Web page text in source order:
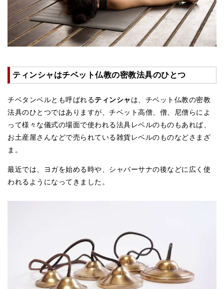
●チベット・シンギングボウル
●新・鍛造スペシャル
● マンダラ彫（黒・渋金）
お得なアマナマナ・セット
特大シンギングボウル・特殊柄
スティック・マレット・リング（台座）
アマナマナのティンシャ
●ベーシック・ティンシャ（4種）
お香定期購入（ラクとくサブスク）
チベット高僧のオラクルカード
ベル＆ドルジェ
ティンシャはチベット仏教の密教法具のひとつ
チベタンベルとも呼ばれるティンシャは、チベット仏教の密教
法具のひとつではありますが、チベット高僧、僧、尼僧らによ
って様々な儀式の場面で使われる法具レベルのものもあれば、
お土産屋さんなどで売られている雑貨レベルのものなどさまざ
ま。
最近では、ヨガを始める時や、シャバーサナの後などに広く使
われるようになってきました。